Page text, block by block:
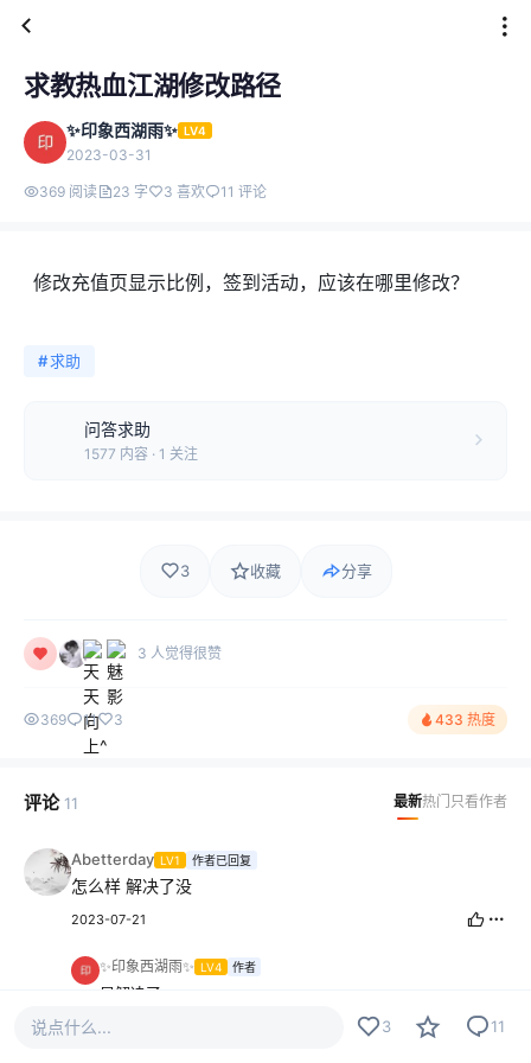
求教热血江湖修改路径
✨印象西湖雨✨ LV4
2023-03-31
369 阅读 23 字 3 喜欢 11 评论
修改充值页显示比例，签到活动，应该在哪里修改？
#求助
问答求助
1577 内容 · 1 关注
3 收藏 分享
3 人觉得很赞
369 11 3 433 热度
评论 11 最新热门 只看作者
Abetterday LV1 作者已回复
怎么样 解决了没
2023-07-21
✨印象西湖雨✨ LV4 作者
早解决了
说点什么... 3 11